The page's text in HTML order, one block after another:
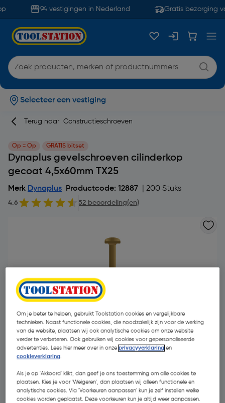
94 vestigingen in Nederland Gratis bezorging
Selecteer een vestiging
Terug naar Constructieschroeven
Op = Op GRATIS bitset
Dynaplus gevelschroeven cilinderkop
gecoat 4,5x60mm TX25
Merk Dynaplus Productcode: 12887 | 200 Stuks
4.6 52 beoordeling(en)
€ 11,39| Excl. btw € 9,41
Om je beter te helpen, gebruikt Toolstation cookies en vergelijkbare
technieken. Naast functionele cookies, die noodzakelijk zijn voor de werking
van de website, plaatsen wij ook analytische cookies om onze website
verder te verbeteren. Ook gebruiken wij cookies voor gepersonaliseerde
advertenties. Lees hier meer over in onzeprivacyverklaring en
cookieverklaring.
Als je op 'Akkoord' klikt, dan geef je ons toestemming om alle cookies te
plaatsen. Kies je voor 'Weigeren', dan plaatsen wij alleen functionele en
analytische cookies. Via 'Voorkeuren aanpassen' kun je zelf instellen welke
cookies worden geplaatst. Deze voorkeuren kun je altijd weer aanpassen.